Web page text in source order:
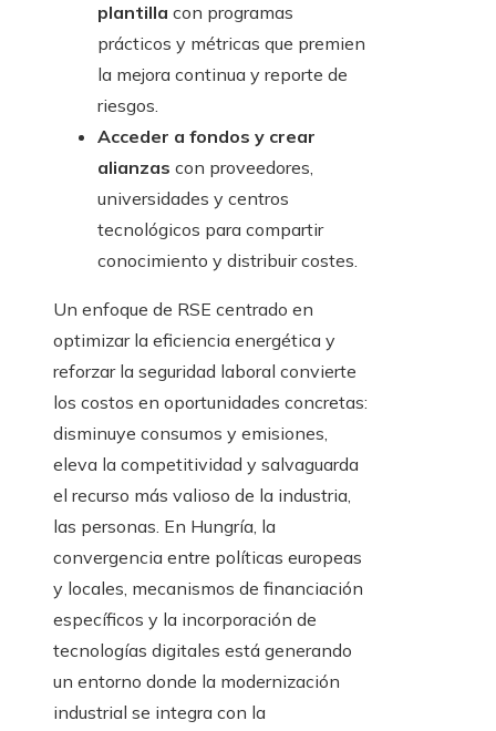
plantilla con programas
prácticos y métricas que premien
la mejora continua y reporte de
riesgos.
Acceder a fondos y crear
alianzas con proveedores,
universidades y centros
tecnológicos para compartir
conocimiento y distribuir costes.
Un enfoque de RSE centrado en
optimizar la eficiencia energética y
reforzar la seguridad laboral convierte
los costos en oportunidades concretas:
disminuye consumos y emisiones,
eleva la competitividad y salvaguarda
el recurso más valioso de la industria,
las personas. En Hungría, la
convergencia entre políticas europeas
y locales, mecanismos de financiación
específicos y la incorporación de
tecnologías digitales está generando
un entorno donde la modernización
industrial se integra con la